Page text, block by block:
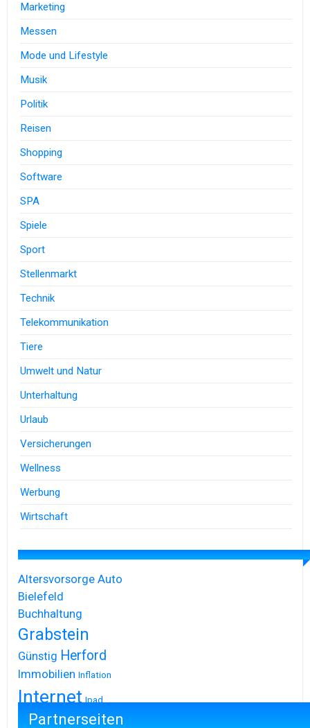
Marketing
Messen
Mode und Lifestyle
Musik
Politik
Reisen
Shopping
Software
SPA
Spiele
Sport
Stellenmarkt
Technik
Telekommunikation
Tiere
Umwelt und Natur
Unterhaltung
Urlaub
Versicherungen
Wellness
Werbung
Wirtschaft
Altersvorsorge Auto
Bielefeld
Buchhaltung
Grabstein
Günstig Herford
Immobilien Inflation
Internet Ipad
Iphone
Partnerseiten